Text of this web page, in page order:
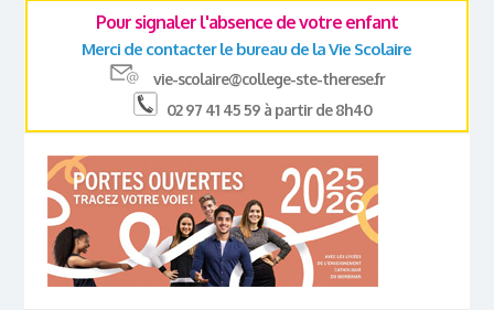
Pour signaler l'absence de votre enfant
Merci de contacter le bureau de la Vie Scolaire
vie-scolaire@college-ste-therese.fr
02 97 41 45 59 à partir de 8h40